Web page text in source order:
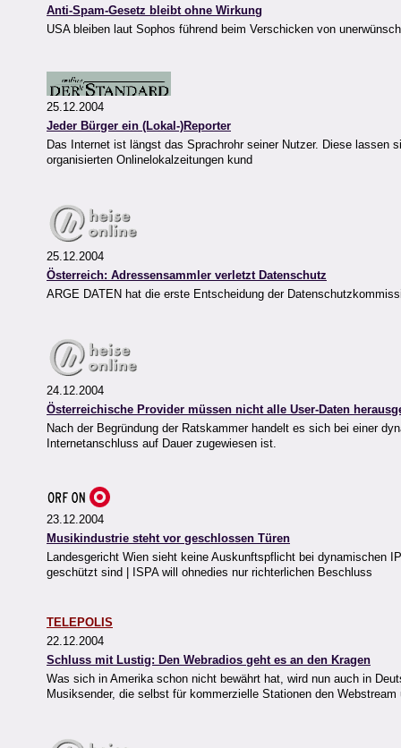
Anti-Spam-Gesetz bleibt ohne Wirkung
USA bleiben laut Sophos führend beim Verschicken von
25.12.2004
Jeder Bürger ein (Lokal-)Reporter
Das Internet ist längst das Sprachrohr seiner Nutzer. Diese lassen
organisierten Onlinelokalzeitungen kund
25.12.2004
Österreich: Adressensammler verletzt Datenschutz
ARGE DATEN hat die erste Entscheidung der
24.12.2004
Österreichische Provider müssen nicht alle User-Daten
Nach der Begründung der Ratskammer handelt es sich bei einer
Internetanschluss auf Dauer zugewiesen ist.
23.12.2004
Musikindustrie steht vor geschlossen Türen
Landesgericht Wien sieht keine Auskunftspflicht bei dynamischen
geschützt sind | ISPA will ohnedies nur richterlichen Beschluss
TELEPOLIS
22.12.2004
Schluss mit Lustig: Den Webradios geht es an den Kragen
Was sich in Amerika schon nicht bewährt hat, wird nun auch in
Musiksender, die selbst für kommerzielle Stationen den